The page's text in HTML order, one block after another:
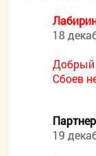
18
Добрый
Сбоев
Партнер
19